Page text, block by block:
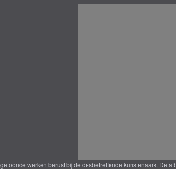
werken berust bij de desbetreffende kunstenaars. De